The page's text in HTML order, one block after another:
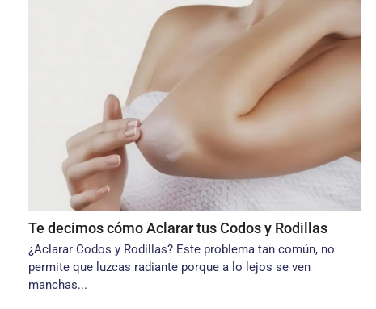
Te decimos cómo Aclarar tus Codos y Rodillas
¿Aclarar Codos y Rodillas? Este problema tan común, no
permite que luzcas radiante porque a lo lejos se ven
manchas...